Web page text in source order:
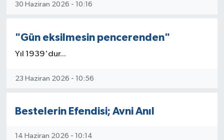
30 Haziran 2026 - 10:16
"Gün eksilmesin pencerenden"
Yıl 1939'dur...
23 Haziran 2026 - 10:56
Bestelerin Efendisi; Avni Anıl
14 Haziran 2026 - 10:14